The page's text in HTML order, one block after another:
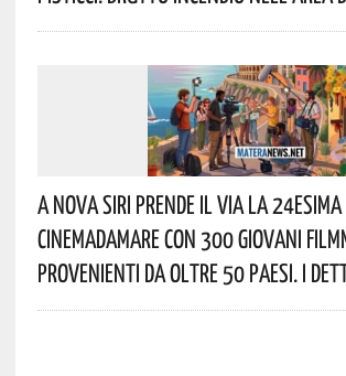
A Nova Siri Prende Il Via La 24esima
Cinemadamare Con 300 Giovani
Provenienti Da Oltre 50 Paesi. I